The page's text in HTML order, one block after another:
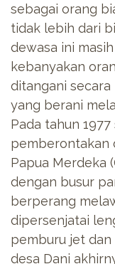
sebagai orang
tidak lebih dari
dewasa ini
kebanyakan
ditangani secara
yang berani
Pada tahun
pemberontakan
Papua Merdeka
dengan busur
berperang
dipersenjatai
pemburu jet
desa Dani